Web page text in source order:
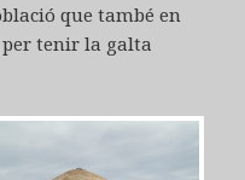
que també en
tenir la galta